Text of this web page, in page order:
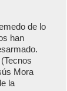
de lo
han
Mora
la